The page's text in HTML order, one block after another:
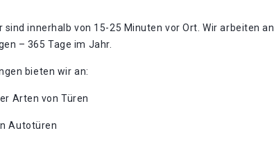
sind innerhalb von 15-25 Minuten vor Ort. Wir arbeiten an
– 365 Tage im Jahr.
bieten wir an:
Arten von Türen
Autotüren